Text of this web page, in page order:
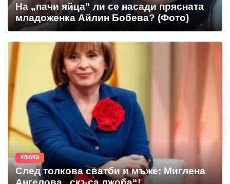
На „пачи яйца“ ли се насади прясната
младоженка Айлин Бобева? (Фото)
КЛЮКИ
След толкова сватби и мъже: Миглена